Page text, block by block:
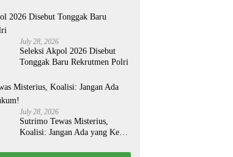
July 28, 2026
Seleksi Akpol 2026 Disebut
Tonggak Baru Rekrutmen Polri
July 28, 2026
Sutrimo Tewas Misterius,
Koalisi: Jangan Ada yang Kebal